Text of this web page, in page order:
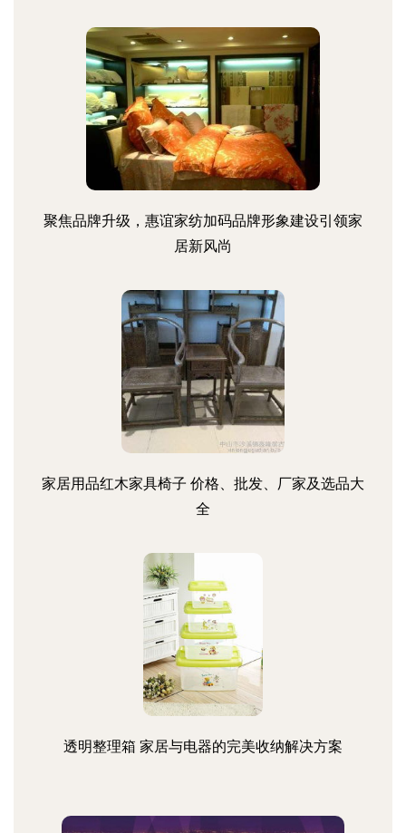
聚焦品牌升级，惠谊家纺加码品牌形象建设引领家
居新风尚
家居用品红木家具椅子 价格、批发、厂家及选品大
全
透明整理箱 家居与电器的完美收纳解决方案